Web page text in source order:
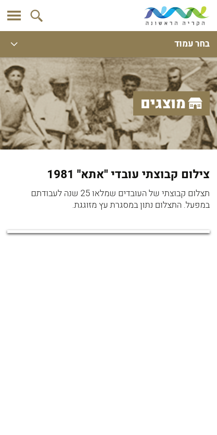
בחר עמוד
מוצגים
צילום קבוצתי עובדי ''אתא'' 1981
תצלום קבוצתי של העובדים שמלאו 25 שנה לעבודתם
במפעל. התצלום נתון במסגרת עץ מזוגגת.